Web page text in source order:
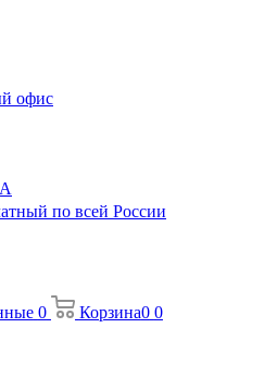
офис
по всей России
0 Корзина0 0